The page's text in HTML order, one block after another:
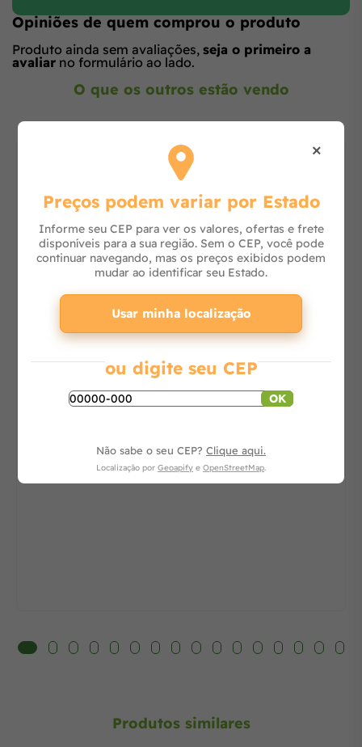
Opiniões de quem comprou o produto
Produto ainda sem avaliações, seja o primeiro a
avaliar no formulário ao lado.
O que os outros estão vendo
Cortador de Galhos à Bateria 10cm 12V Pro
Consulte
Adicionar ao carrinho
Produtos similares
×
Preços podem variar por Estado
Informe seu CEP para ver os valores, ofertas e frete
disponíveis para a sua região. Sem o CEP, você pode
continuar navegando, mas os preços exibidos podem
mudar ao identificar seu Estado.
Usar minha localização
ou digite seu CEP
OK
Não sabe o seu CEP? Clique aqui.
Localização por Geoapify e OpenStreetMap